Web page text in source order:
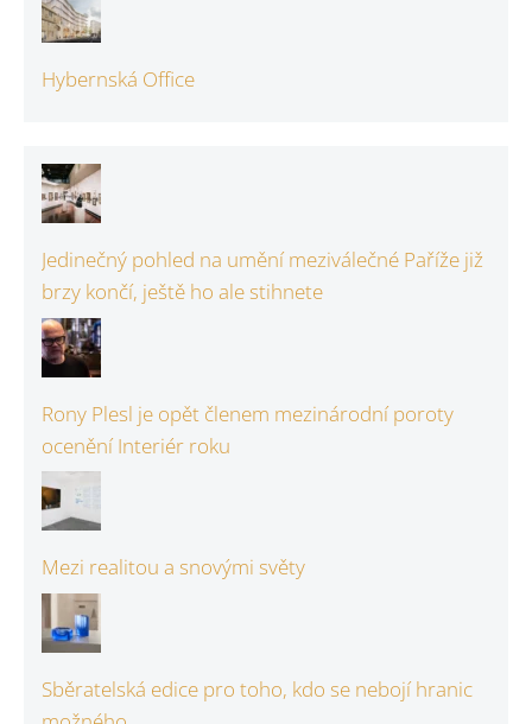
Hybernská Office
Jedinečný pohled na umění meziválečné Paříže již
brzy končí, ještě ho ale stihnete
Rony Plesl je opět členem mezinárodní poroty
ocenění Interiér roku
Mezi realitou a snovými světy
Sběratelská edice pro toho, kdo se nebojí hranic